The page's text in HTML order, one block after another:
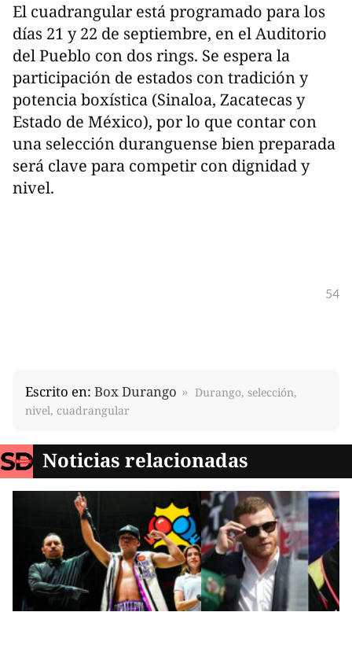
El cuadrangular está programado para los
días 21 y 22 de septiembre, en el Auditorio
del Pueblo con dos rings. Se espera la
participación de estados con tradición y
potencia boxística (Sinaloa, Zacatecas y
Estado de México), por lo que contar con
una selección duranguense bien preparada
será clave para competir con dignidad y
nivel.
54
Escrito en: Box Durango
Durango, selección,
nivel, cuadrangular
Noticias relacionadas